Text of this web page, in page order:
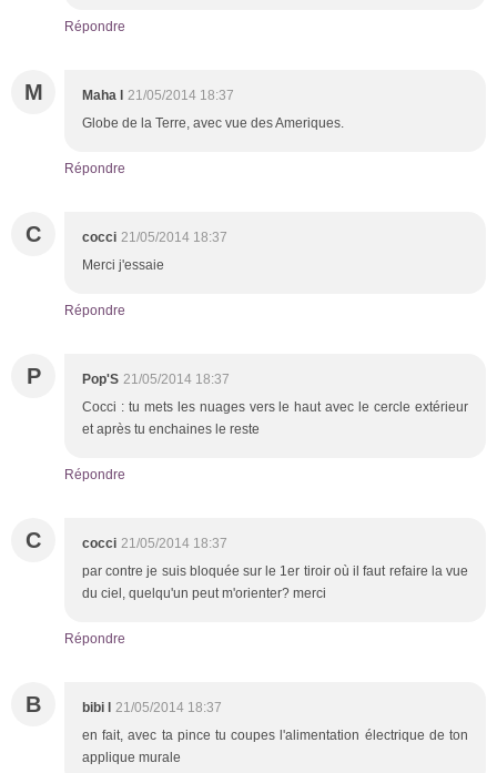
Répondre
M Maha l 21/05/2014 18:37
Globe de la Terre, avec vue des Ameriques.
Répondre
C cocci 21/05/2014 18:37
Merci j'essaie
Répondre
P Pop'S 21/05/2014 18:37
Cocci : tu mets les nuages vers le haut avec le cercle extérieur
et après tu enchaines le reste
Répondre
C cocci 21/05/2014 18:37
par contre je suis bloquée sur le 1er tiroir où il faut refaire la vue
du ciel, quelqu'un peut m'orienter? merci
Répondre
B bibi l 21/05/2014 18:37
en fait, avec ta pince tu coupes l'alimentation électrique de ton
applique murale